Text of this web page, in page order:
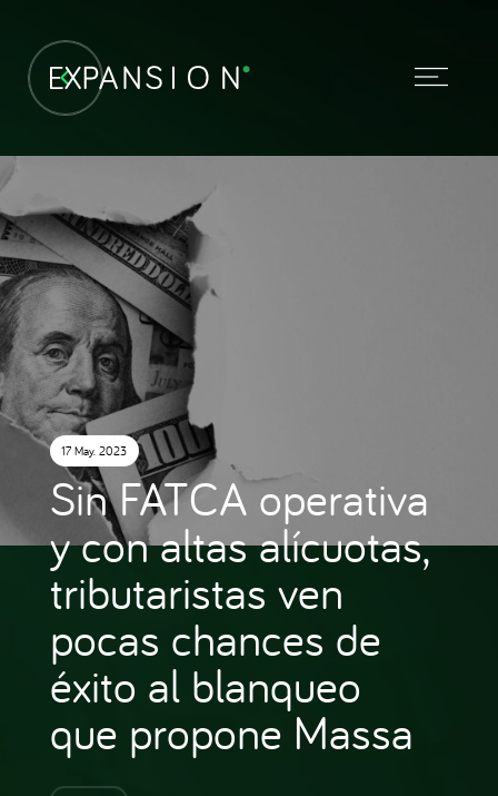
17 May. 2023
Sin FATCA operativa
y con altas alícuotas,
tributaristas ven
pocas chances de
éxito al blanqueo
que propone Massa